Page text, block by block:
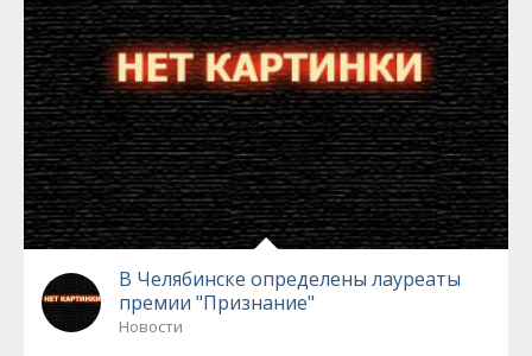
В Челябинске определены лауреаты
премии "Признание"
Новости